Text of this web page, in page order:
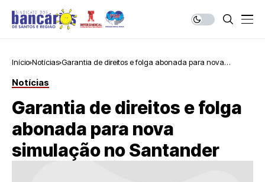
Início Notícias Garantia de direitos e folga abonada para nova
Notícias
Garantia de direitos e folga
abonada para nova
simulação no Santander